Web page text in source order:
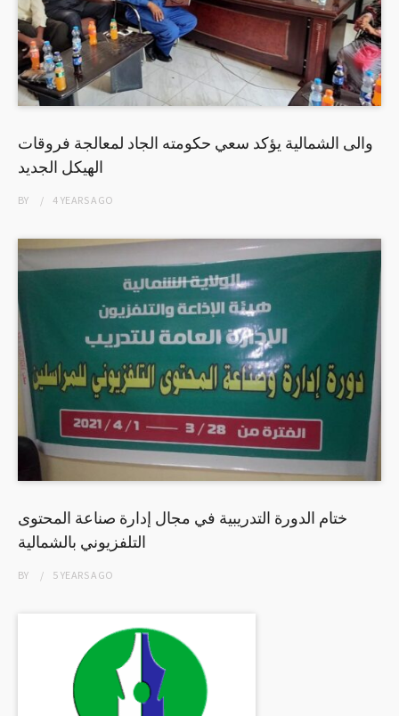
والى الشمالية يؤكد سعي حكومته الجاد لمعالجة فروقات
الهيكل الجديد
BY 4 YEARSAGO
ختام الدورة التدريبية في مجال إدارة صناعة المحتوى
التلفزيوني بالشمالية
BY 5 YEARSAGO